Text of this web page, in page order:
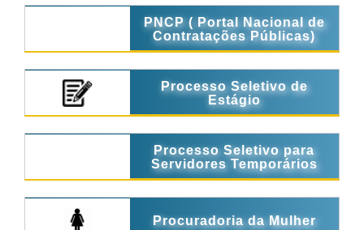
PNCP ( Portal Nacional de
Contratações Públicas)
Processo Seletivo de
Estágio
Processo Seletivo para
Servidores Temporários
Procuradoria da Mulher